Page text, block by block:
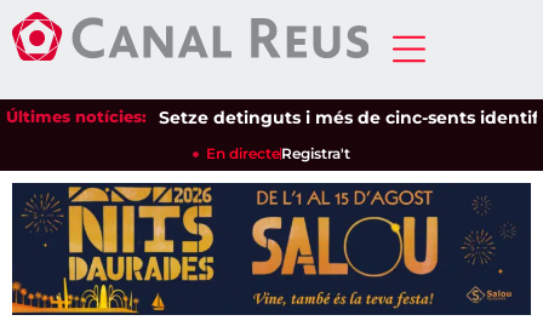
Últimes notícies:Setze detinguts i més de cinc-sents
En directeRegistra't